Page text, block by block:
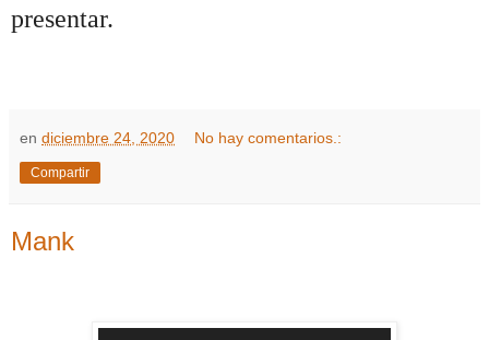
presentar.
en diciembre 24, 2020 No hay comentarios.:
Compartir
Mank